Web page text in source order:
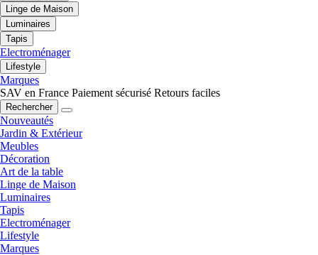
Linge de Maison
Luminaires
Tapis
Electroménager
Lifestyle
Marques
SAV en France Paiement sécurisé Retours faciles
Rechercher
Nouveautés
Jardin & Extérieur
Meubles
Décoration
Art de la table
Linge de Maison
Luminaires
Tapis
Electroménager
Lifestyle
Marques